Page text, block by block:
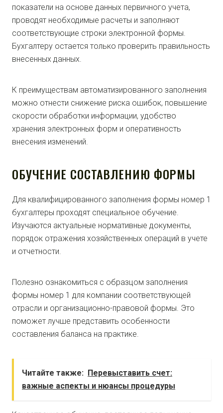
показатели на основе данных первичного учета,
проводят необходимые расчеты и заполняют
соответствующие строки электронной формы.
Бухгалтеру остается только проверить правильность
внесенных данных.
К преимуществам автоматизированного заполнения
можно отнести снижение риска ошибок, повышение
скорости обработки информации, удобство
хранения электронных форм и оперативность
внесения изменений.
ОБУЧЕНИЕ СОСТАВЛЕНИЮ ФОРМЫ
Для квалифицированного заполнения формы номер 1
бухгалтеры проходят специальное обучение.
Изучаются актуальные нормативные документы,
порядок отражения хозяйственных операций в учете
и отчетности.
Полезно ознакомиться с образцом заполнения
формы номер 1 для компании соответствующей
отрасли и организационно-правовой формы. Это
поможет лучше представить особенности
составления баланса на практике.
Читайте также: Перевыставить счет:
важные аспекты и нюансы процедуры